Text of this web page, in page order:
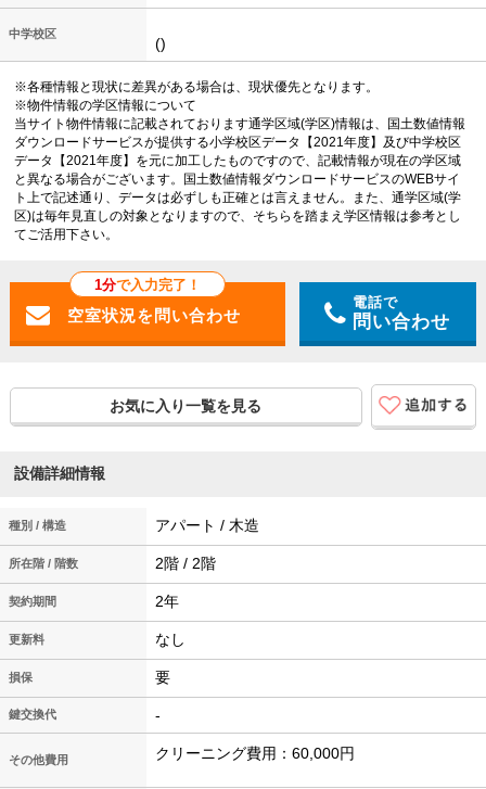
中学校区
()
※各種情報と現状に差異がある場合は、現状優先となります。
※物件情報の学区情報について
当サイト物件情報に記載されております通学区域(学区)情報は、国土数値情報
ダウンロードサービスが提供する小学校区データ【2021年度】及び中学校区
データ【2021年度】を元に加工したものですので、記載情報が現在の学区域
と異なる場合がございます。国土数値情報ダウンロードサービスのWEBサイ
ト上で記述通り、データは必ずしも正確とは言えません。また、通学区域(学
区)は毎年見直しの対象となりますので、そちらを踏まえ学区情報は参考とし
てご活用下さい。
1分で入力完了！
電話で
問い合わせ
お気に入り一覧を見る
設備詳細情報
種別 / 構造 アパート / 木造
所在階 / 階数 2階 / 2階
契約期間 2年
更新料 なし
損保 要
鍵交換代 -
その他費用 クリーニング費用：60,000円